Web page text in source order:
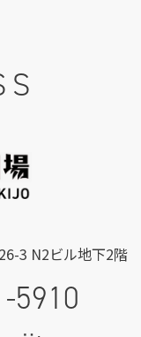
3 N2ビル地下2階
5910